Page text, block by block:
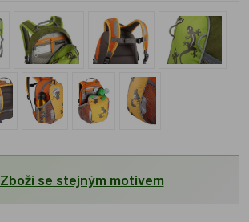
Zboží se stejným motivem